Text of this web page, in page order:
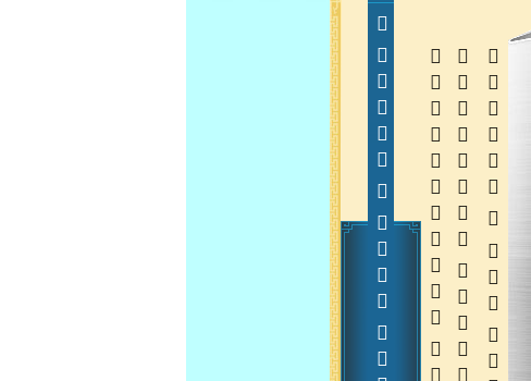
     